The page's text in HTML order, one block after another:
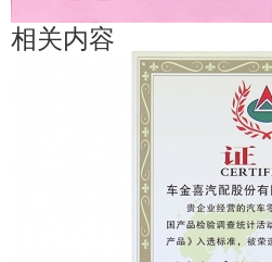
相关内容